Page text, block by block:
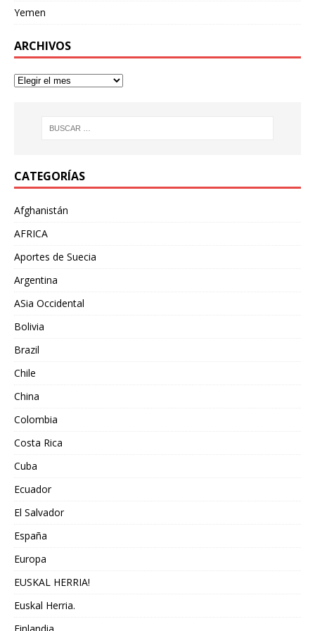
Yemen
ARCHIVOS
CATEGORÍAS
Afghanistán
AFRICA
Aportes de Suecia
Argentina
ASia Occidental
Bolivia
Brazil
Chile
China
Colombia
Costa Rica
Cuba
Ecuador
El Salvador
España
Europa
EUSKAL HERRIA!
Euskal Herria.
Finlandia